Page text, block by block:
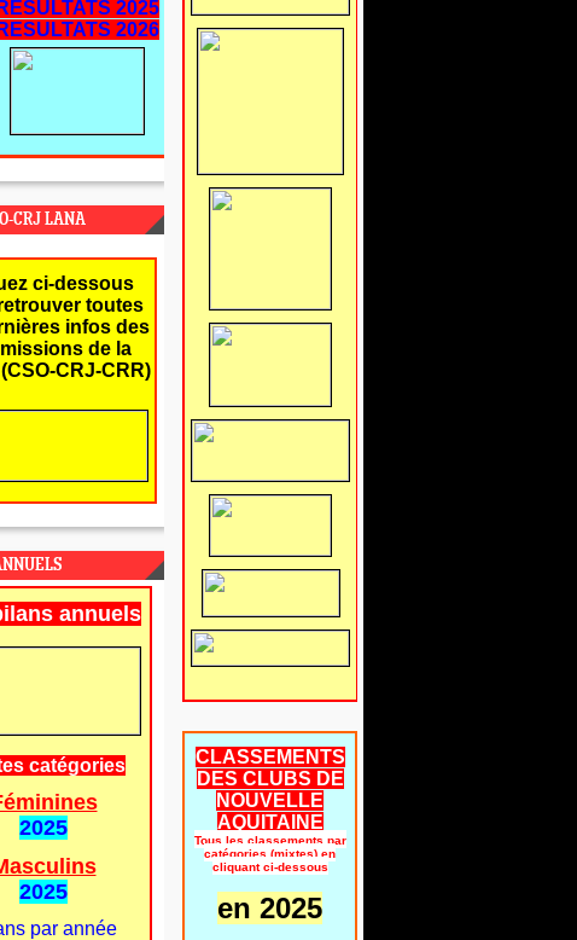
RESULTATS 2025
RESULTATS 2026
CRJ LANA
ci-dessous
toutes
infos des
de la
CRJ-CRR)
annuels
catégories
2025
2025
par année
CLASSEMENTS
DES CLUBS DE
NOUVELLE
AQUITAINE
Tous les classements par
catégories (mixtes) en
cliquant ci-dessous
en 2025